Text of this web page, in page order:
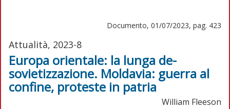
Documento, 01/07/2023, pag. 423
Attualità, 2023-8
Europa orientale: la lunga de-
sovietizzazione. Moldavia: guerra al
confine, proteste in patria
William Fleeson